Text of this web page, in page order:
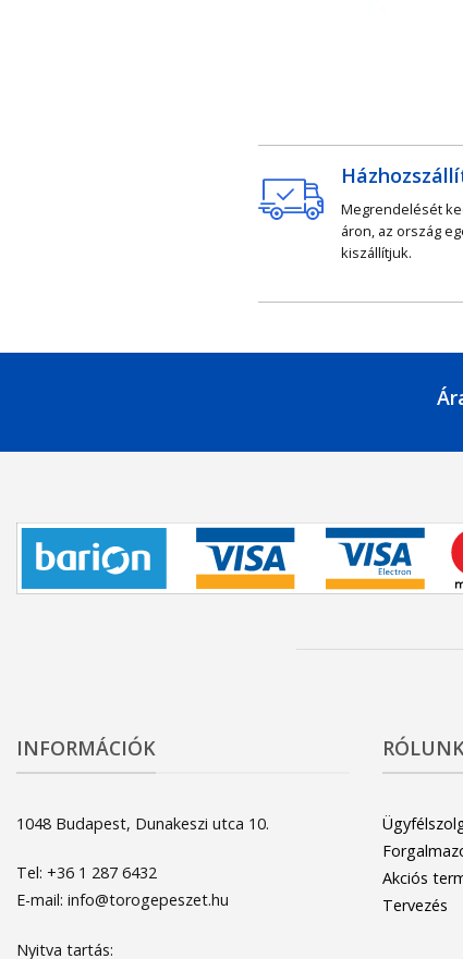
Megrendelését
áron, az ország
kiszállítjuk.
INFORMÁCIÓK
1048 Budapest, Dunakeszi utca 10.
Tel: +36 1 287 6432
E-mail: info@torogepeszet.hu
Nyitva tartás:
Akciós
Tervezés